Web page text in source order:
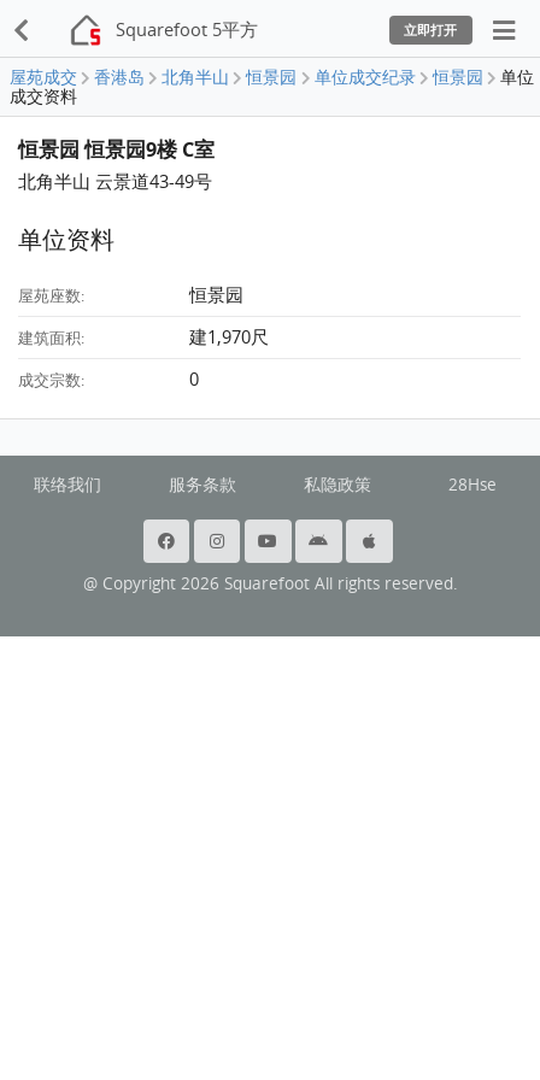
Squarefoot 5平方 立即打开
屋苑成交 香港岛 北角半山 恒景园 单位成交纪录 恒景园
单位
成交资料
恒景园 恒景园9楼 C室
北角半山 云景道43-49号
单位资料
屋苑座数: 恒景园
建筑面积: 建1,970尺
成交宗数: 0
联络我们 服务条款 私隐政策 28Hse
@ Copyright 2026 Squarefoot All rights reserved.